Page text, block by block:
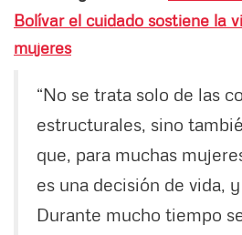
Bolívar el cuidado sostiene la
mujeres
“No se trata solo de las
estructurales, sino
que, para muchas
es una decisión de vida,
Durante mucho tiempo